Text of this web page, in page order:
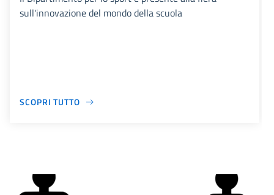
sull'innovazione del mondo della scuola
SCOPRI TUTTO